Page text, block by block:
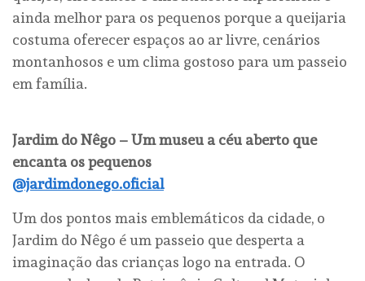
ainda melhor para os pequenos porque a queijaria
costuma oferecer espaços ao ar livre, cenários
montanhosos e um clima gostoso para um passeio
em família.
Jardim do Nêgo – Um museu a céu aberto que
encanta os pequenos
@jardimdonego.oficial
Um dos pontos mais emblemáticos da cidade, o
Jardim do Nêgo é um passeio que desperta a
imaginação das crianças logo na entrada. O